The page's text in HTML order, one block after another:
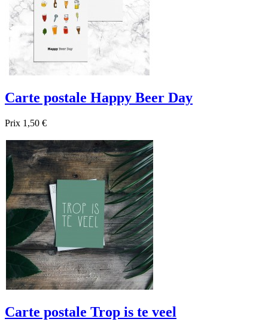
Carte postale Happy Beer Day
Prix 1,50 €
Aperçu rapide
Carte postale Trop is te veel